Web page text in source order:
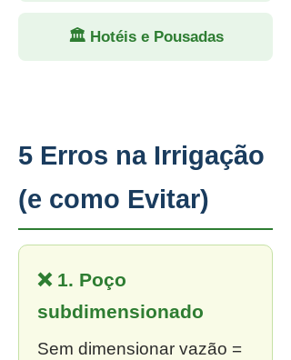
🏛 Hotéis e Pousadas
5 Erros na Irrigação
(e como Evitar)
❌ 1. Poço
subdimensionado
Sem dimensionar vazão =